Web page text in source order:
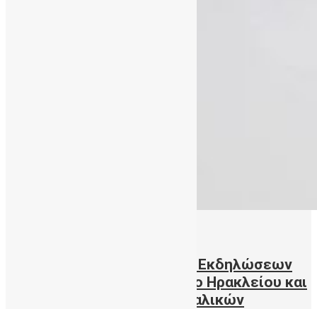
Εβδομάδα Ενημέρωσης και Εκδηλώσεων
στο Ηράκλειο από τον Δήμο Ηρακλείου και
την Δημόσια Τράπεζα Ομφαλικών